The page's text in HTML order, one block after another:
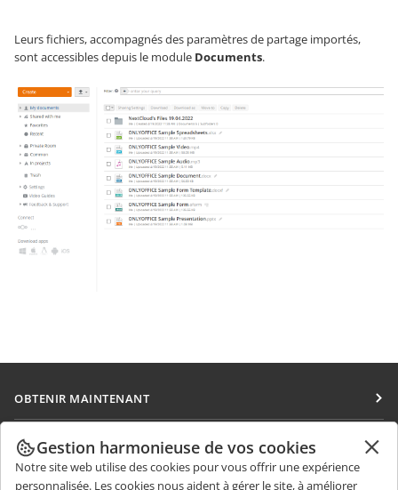
Leurs fichiers, accompagnés des paramètres de partage importés,
sont accessibles depuis le module Documents.
OBTENIR MAINTENANT
Docs
DocSpace
COLLABORATION
Pour les contributeurs
OBTENIR DES NOUVELLES
Gestion harmonieuse de vos cookies
Notre site web utilise des cookies pour vous offrir une expérience
personnalisée. Les cookies nous aident à gérer le site, à améliorer